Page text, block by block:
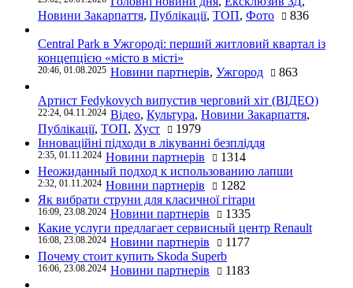
Новини Закарпаття, Публікації, ТОП, Фото 836
Central Park в Ужгороді: перший житловий квартал із
концепцією «місто в місті»
20:46, 01.08.2025 Новини партнерів, Ужгород 863
Артист Fedykovych випустив черговий хіт (ВІДЕО)
22:24, 04.11.2024 Відео, Культура, Новини Закарпаття,
Публікації, ТОП, Хуст
1979
Інноваційні підходи в лікуванні безпліддя
2:35, 01.11.2024 Новини партнерів
1314
Неожиданный подход к использованию лапши
2:32, 01.11.2024 Новини партнерів
1282
Як вибрати струни для класичної гітари
16:09, 23.08.2024 Новини партнерів
1335
Какие услуги предлагает сервисный центр Renault
16:08, 23.08.2024 Новини партнерів
1177
Почему стоит купить Skoda Superb
16:06, 23.08.2024 Новини партнерів 1183